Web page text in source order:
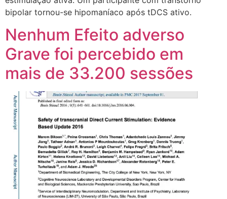
bipolar tornou-se hipomaníaco após tDCS ativo.
Nenhum Efeito adverso
Grave foi percebido em
mais de 33.200 sessões